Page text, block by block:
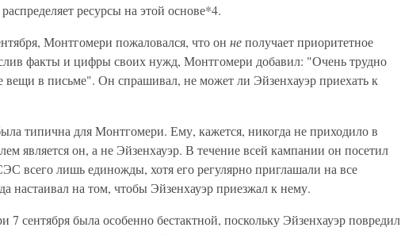
ресурсы на этой основе*4.
Монтгомери пожаловался, что он неполучает приоритетное
факты и цифры своих нужд, Монтгомери добавил: "Очень трудно
вещи в письме". Он спрашивал, не может ли Эйзенхауэр приехать к
типична для Монтгомери. Ему, кажется, никогда не приходило в
является он, а не Эйзенхауэр. В течение всей кампании он посетил
всего лишь единожды, хотя его регулярно приглашали на все
настаивал на том, чтобы Эйзенхауэр приезжал к нему.
7 сентября была особенно бестактной, поскольку Эйзенхауэр повредил